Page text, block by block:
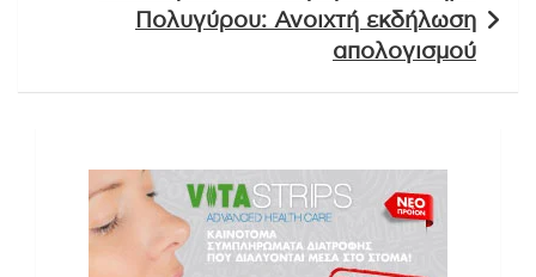
Πολυγύρου: Ανοιχτή εκδήλωση
απολογισμού